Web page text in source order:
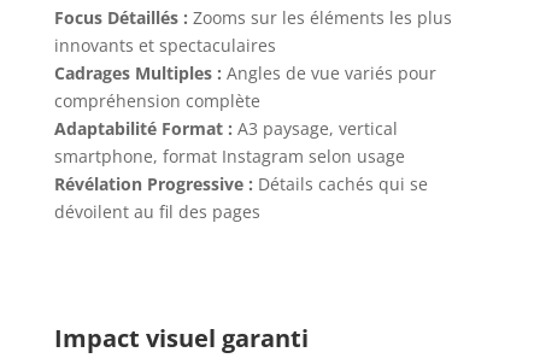
Focus Détaillés : Zooms sur les éléments les plus
innovants et spectaculaires
Cadrages Multiples : Angles de vue variés pour
compréhension complète
Adaptabilité Format : A3 paysage, vertical
smartphone, format Instagram selon usage
Révélation Progressive : Détails cachés qui se
dévoilent au fil des pages
Impact visuel garanti